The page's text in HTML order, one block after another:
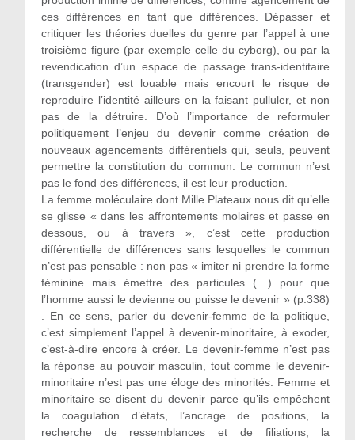
ces différences en tant que différences. Dépasser et
critiquer les théories duelles du genre par l’appel à une
troisième figure (par exemple celle du cyborg), ou par la
revendication d’un espace de passage trans-identitaire
(transgender) est louable mais encourt le risque de
reproduire l’identité ailleurs en la faisant pulluler, et non
pas de la détruire. D’où l’importance de reformuler
politiquement l’enjeu du devenir comme création de
nouveaux agencements différentiels qui, seuls, peuvent
permettre la constitution du commun. Le commun n’est
pas le fond des différences, il est leur production.
La femme moléculaire dont Mille Plateaux nous dit qu’elle
se glisse « dans les affrontements molaires et passe en
dessous, ou à travers », c’est cette production
différentielle de différences sans lesquelles le commun
n’est pas pensable : non pas « imiter ni prendre la forme
féminine mais émettre des particules (…) pour que
l’homme aussi le devienne ou puisse le devenir » (p.338)
. En ce sens, parler du devenir-femme de la politique,
c’est simplement l’appel à devenir-minoritaire, à exoder,
c’est-à-dire encore à créer. Le devenir-femme n’est pas
la réponse au pouvoir masculin, tout comme le devenir-
minoritaire n’est pas une éloge des minorités. Femme et
minoritaire se disent du devenir parce qu’ils empêchent
la coagulation d’états, l’ancrage de positions, la
recherche de ressemblances et de filiations, la